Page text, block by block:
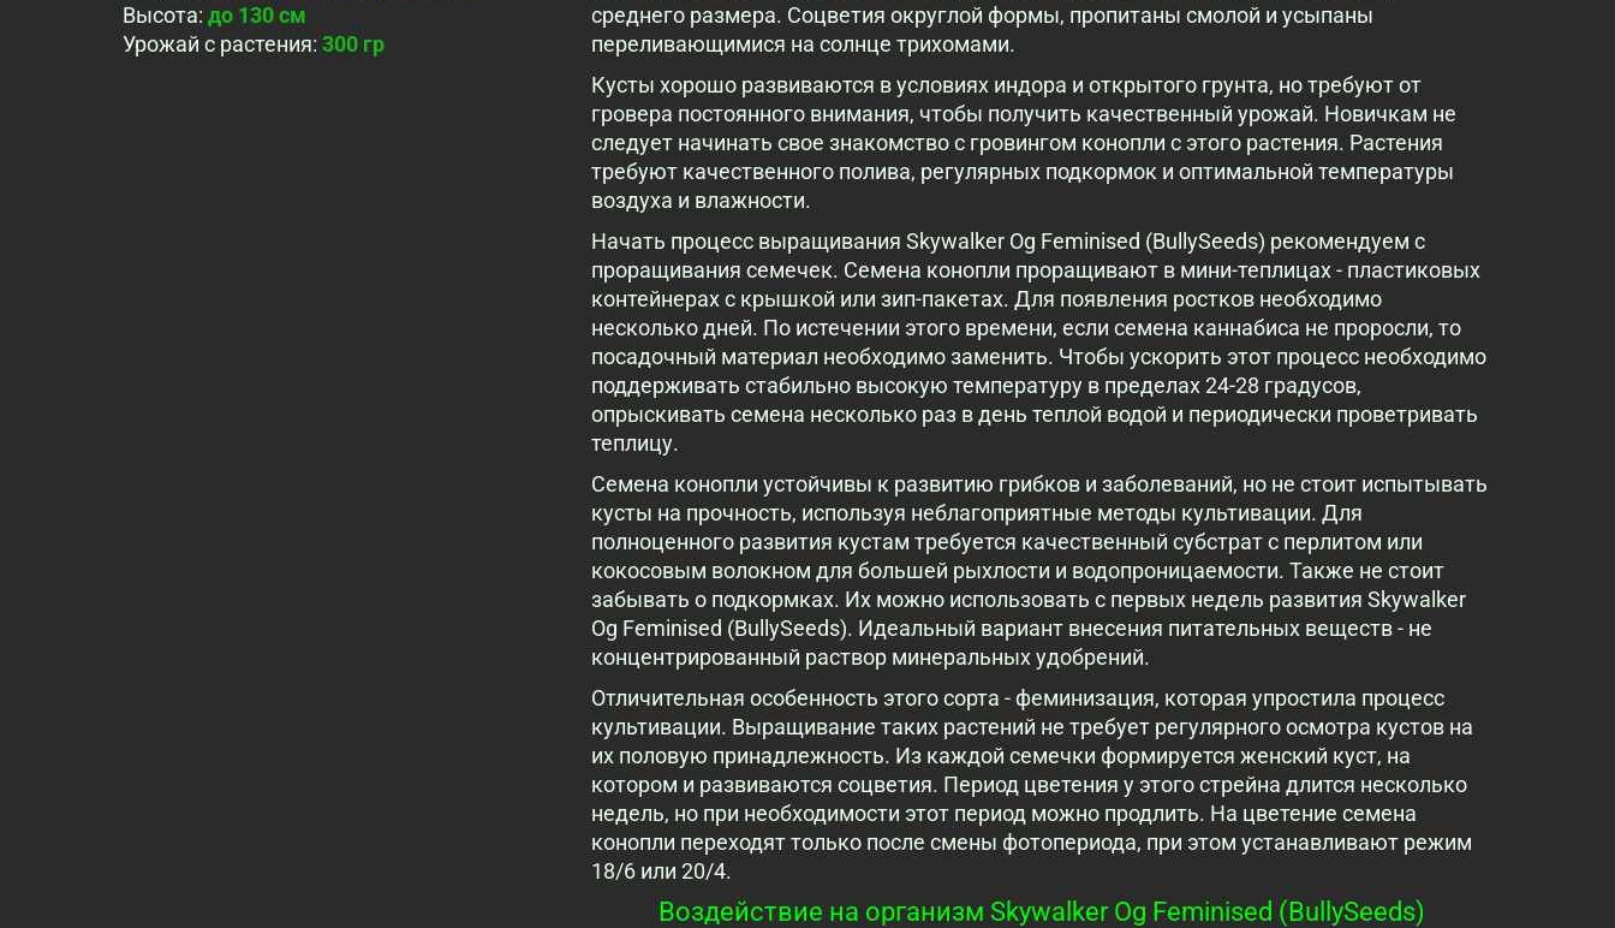
Высота: до 130 см
Урожай с растения: 300 гр
среднего размера. Соцветия округлой формы, пропитаны смолой и усыпаны
переливающимися на солнце трихомами.
Кусты хорошо развиваются в условиях индора и открытого грунта, но требуют от
гровера постоянного внимания, чтобы получить качественный урожай. Новичкам не
следует начинать свое знакомство с гровингом конопли с этого растения. Растения
требуют качественного полива, регулярных подкормок и оптимальной температуры
воздуха и влажности.
Начать процесс выращивания Skywalker Og Feminised (BullySeeds) рекомендуем с
проращивания семечек. Семена конопли проращивают в мини-теплицах - пластиковых
контейнерах с крышкой или зип-пакетах. Для появления ростков необходимо
несколько дней. По истечении этого времени, если семена каннабиса не проросли, то
посадочный материал необходимо заменить. Чтобы ускорить этот процесс необходимо
поддерживать стабильно высокую температуру в пределах 24-28 градусов,
опрыскивать семена несколько раз в день теплой водой и периодически проветривать
теплицу.
Семена конопли устойчивы к развитию грибков и заболеваний, но не стоит испытывать
кусты на прочность, используя неблагоприятные методы культивации. Для
полноценного развития кустам требуется качественный субстрат с перлитом или
кокосовым волокном для большей рыхлости и водопроницаемости. Также не стоит
забывать о подкормках. Их можно использовать с первых недель развития Skywalker
Og Feminised (BullySeeds). Идеальный вариант внесения питательных веществ - не
концентрированный раствор минеральных удобрений.
Отличительная особенность этого сорта - феминизация, которая упростила процесс
культивации. Выращивание таких растений не требует регулярного осмотра кустов на
их половую принадлежность. Из каждой семечки формируется женский куст, на
котором и развиваются соцветия. Период цветения у этого стрейна длится несколько
недель, но при необходимости этот период можно продлить. На цветение семена
конопли переходят только после смены фотопериода, при этом устанавливают режим
18/6 или 20/4.
Воздействие на организм Skywalker Og Feminised (BullySeeds)